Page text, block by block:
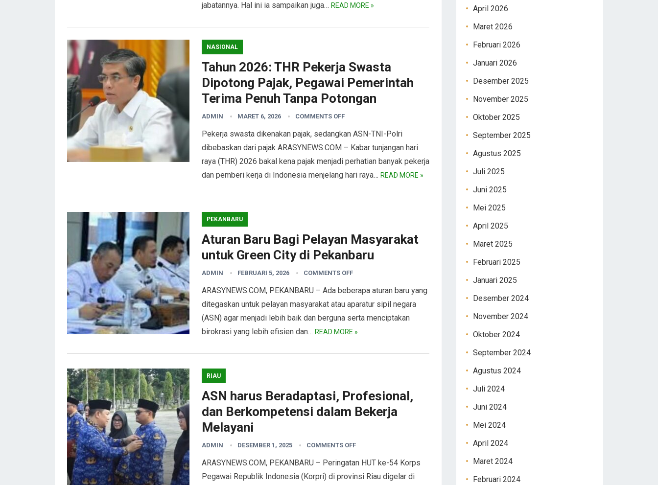
jabatannya. Hal ini ia sampaikan juga… READ MORE »
NASIONAL
Tahun 2026: THR Pekerja Swasta
Dipotong Pajak, Pegawai Pemerintah
Terima Penuh Tanpa Potongan
ADMIN MARET 6, 2026 COMMENTS OFF
Pekerja swasta dikenakan pajak, sedangkan ASN-TNI-Polri
dibebaskan dari pajak ARASYNEWS.COM – Kabar tunjangan hari
raya (THR) 2026 bakal kena pajak menjadi perhatian banyak pekerja
dan pemberi kerja di Indonesia menjelang hari raya… READ MORE »
PEKANBARU
Aturan Baru Bagi Pelayan Masyarakat
untuk Green City di Pekanbaru
ADMIN FEBRUARI 5, 2026 COMMENTS OFF
ARASYNEWS.COM, PEKANBARU – Ada beberapa aturan baru yang
ditegaskan untuk pelayan masyarakat atau aparatur sipil negara
(ASN) agar menjadi lebih baik dan berguna serta menciptakan
birokrasi yang lebih efisien dan… READ MORE »
RIAU
ASN harus Beradaptasi, Profesional,
dan Berkompetensi dalam Bekerja
Melayani
ADMIN DESEMBER 1, 2025 COMMENTS OFF
ARASYNEWS.COM, PEKANBARU – Peringatan HUT ke-54 Korps
Pegawai Republik Indonesia (Korpri) di provinsi Riau digelar di
April 2026
Maret 2026
Februari 2026
Januari 2026
Desember 2025
November 2025
Oktober 2025
September 2025
Agustus 2025
Juli 2025
Juni 2025
Mei 2025
April 2025
Maret 2025
Februari 2025
Januari 2025
Desember 2024
November 2024
Oktober 2024
September 2024
Agustus 2024
Juli 2024
Juni 2024
Mei 2024
April 2024
Maret 2024
Februari 2024